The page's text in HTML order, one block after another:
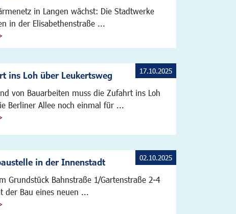
in Langen wächst: Die Stadtwerke
in der Elisabethenstraße ...
ins Loh über Leukertsweg
von Bauarbeiten muss die Zufahrt ins Loh
Berliner Allee noch einmal für ...
17.10.2025
in der Innenstadt
Grundstück Bahnstraße 1/Gartenstraße 2-4
der Bau eines neuen ...
02.10.2025